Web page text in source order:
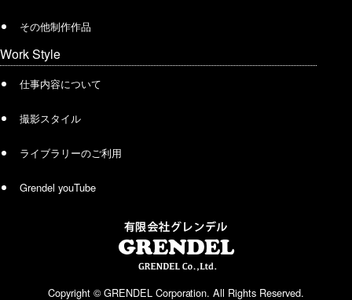
その他制作作品
Work Style
仕事内容について
撮影スタイル
ライブラリーのご利用
Grendel youTube
Copyright © GRENDEL Corporation. All Rights Reserved.